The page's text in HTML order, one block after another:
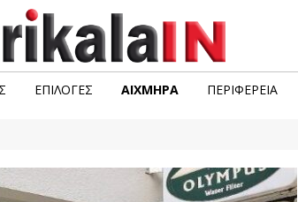
ΕΠΙΛΟΓΈΣ ΑΙΧΜΗΡΆ ΠΕΡΙΦΈΡΕΙΑ